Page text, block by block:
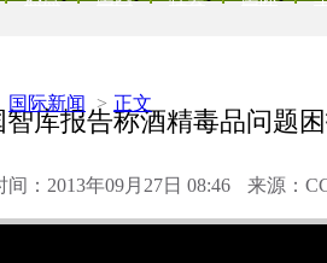
国际新闻 > 正文
智库报告称酒精毒品问题
间：2013年09月27日 08:46 来源：